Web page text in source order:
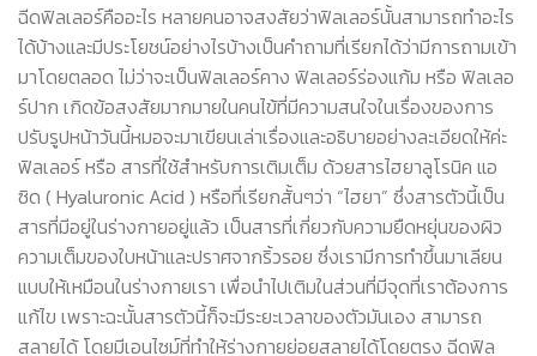
ฉีดฟิลเลอร์คืออะไร หลายคนอาจสงสัยว่าฟิลเลอร์นั้นสามารถทำอะไร
ได้บ้างและมีประโยชน์อย่างไรบ้างเป็นคำถามที่เรียกได้ว่ามีการถามเข้า
มาโดยตลอด ไม่ว่าจะเป็นฟิลเลอร์คาง ฟิลเลอร์ร่องแก้ม หรือ ฟิลเลอ
ร์ปาก เกิดข้อสงสัยมากมายในคนไข้ที่มีความสนใจในเรื่องของการ
ปรับรูปหน้าวันนี้หมอจะมาเขียนเล่าเรื่องและอธิบายอย่างละเอียดให้ค่ะ
ฟิลเลอร์ หรือ สารที่ใช้สำหรับการเติมเต็ม ด้วยสารไฮยาลูโรนิค แอ
ซิด ( Hyaluronic Acid ) หรือที่เรียกสั้นๆว่า “ไฮยา” ซึ่งสารตัวนี้เป็น
สารที่มีอยู่ในร่างกายอยู่แล้ว เป็นสารที่เกี่ยวกับความยืดหยุ่นของผิว
ความเต็มของใบหน้าและปราศจากริ้วรอย ซึ่งเรามีการทำขึ้นมาเลียน
แบบให้เหมือนในร่างกายเรา เพื่อนำไปเติมในส่วนที่มีจุดที่เราต้องการ
แก้ไข เพราะฉะนั้นสารตัวนี้ก็จะมีระยะเวลาของตัวมันเอง สามารถ
สลายได้ โดยมีเอนไซม์ที่ทำให้ร่างกายย่อยสลายได้โดยตรง ฉีดฟิล